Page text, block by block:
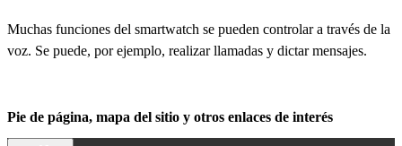
Muchas funciones del smartwatch se pueden controlar a través de la
voz. Se puede, por ejemplo, realizar llamadas y dictar mensajes.
Pie de página, mapa del sitio y otros enlaces de interés